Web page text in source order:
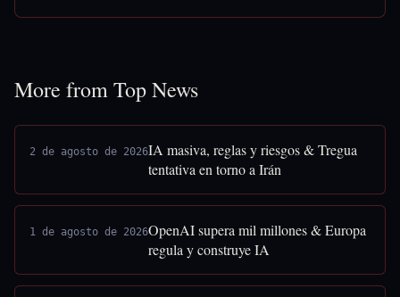
More from Top News
2 de agosto de 2026IA masiva, reglas y riesgos & Tregua
tentativa en torno a Irán
1 de agosto de 2026OpenAI supera mil millones & Europa
regula y construye IA